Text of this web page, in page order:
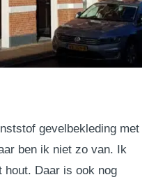
gevelbekleding met
ben ik niet zo van. Ik
hout. Daar is ook nog